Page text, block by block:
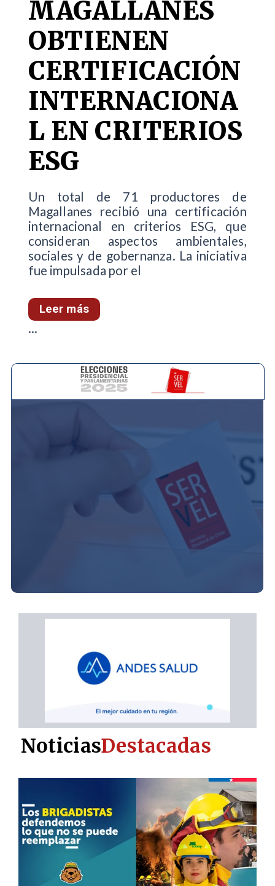
MAGALLANES
OBTIENEN
CERTIFICACIÓN
INTERNACIONA
L EN CRITERIOS
ESG
Un total de 71 productores de
Magallanes recibió una certificación
internacional en criterios ESG, que
consideran aspectos ambientales,
sociales y de gobernanza. La iniciativa
fue impulsada por el
Leer más
...
NoticiasDestacadas